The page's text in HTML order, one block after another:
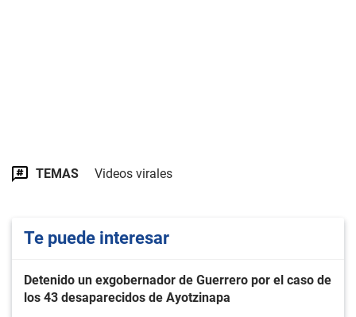
TEMAS Videos virales
Te puede interesar
Detenido un exgobernador de Guerrero por el caso de
los 43 desaparecidos de Ayotzinapa